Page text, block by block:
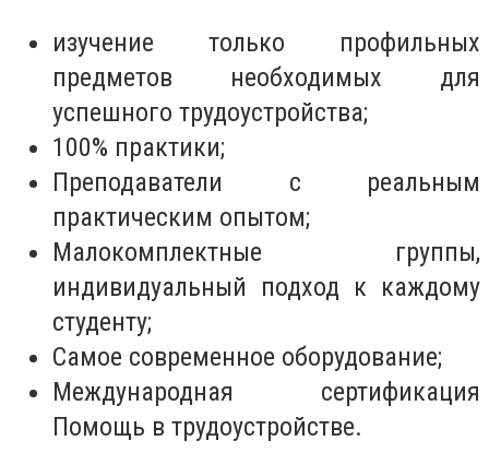
изучение только профильных
предметов необходимых для
успешного трудоустройства;
100% практики;
Преподаватели с реальным
практическим опытом;
Малокомплектные группы,
индивидуальный подход к каждому
студенту;
Самое современное оборудование;
Международная сертификация
Помощь в трудоустройстве.